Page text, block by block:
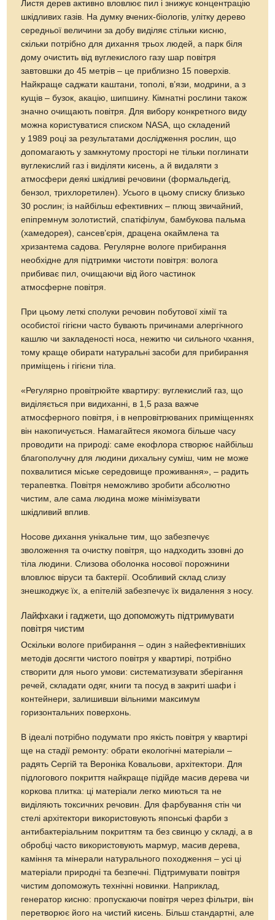
Листя дерев активно вловлює пил і знижує концентрацію
шкідливих газів. На думку вчених-біологів, улітку дерево
середньої величини за добу виділяє стільки кисню,
скільки потрібно для дихання трьох людей, а парк біля
дому очистить від вуглекислого газу шар повітря
завтовшки до 45 метрів – це приблизно 15 поверхів.
Найкраще саджати каштани, тополі, в’язи, модрини, а з
кущів – бузок, акацію, шипшину. Кімнатні рослини також
значно очищають повітря. Для вибору конкретного виду
можна користуватися списком NASA, що складений
у 1989 році за результатами дослідження рослин, що
допомагають у замкнутому просторі не тільки поглинати
вуглекислий газ і виділяти кисень, а й видаляти з
атмосфери деякі шкідливі речовини (формальдегід,
бензол, трихлоретилен). Усього в цьому списку близько
30 рослин; із найбільш ефективних – плющ звичайний,
епіпремнум золотистий, спатіфілум, бамбукова пальма
(хамедорея), сансев’єрія, драцена окаймлена та
хризантема садова. Регулярне вологе прибирання
необхідне для підтримки чистоти повітря: волога
прибиває пил, очищаючи від його частинок
атмосферне повітря.
При цьому леткі сполуки речовин побутової хімії та
особистої гігієни часто бувають причинами алергічного
кашлю чи закладеності носа, нежитю чи сильного чхання,
тому краще обирати натуральні засоби для прибирання
приміщень і гігієни тіла.
«Регулярно провітрюйте квартиру: вуглекислий газ, що
виділяється при видиханні, в 1,5 раза важче
атмосферного повітря, і в непровітрюваних приміщеннях
він накопичується. Намагайтеся якомога більше часу
проводити на природі: саме екофлора створює найбільш
благополучну для людини дихальну суміш, чим не може
похвалитися міське середовище проживання», – радить
терапевтка. Повітря неможливо зробити абсолютно
чистим, але сама людина може мінімізувати
шкідливий вплив.
Носове дихання унікальне тим, що забезпечує
зволоження та очистку повітря, що надходить ззовні до
тіла людини. Слизова оболонка носової порожнини
вловлює віруси та бактерії. Особливий склад слизу
знешкоджує їх, а епітелій забезпечує їх видалення з носу.
Лайфхаки і гаджети, що допоможуть підтримувати
повітря чистим
Оскільки вологе прибирання – один з найефективніших
методів досягти чистого повітря у квартирі, потрібно
створити для нього умови: систематизувати зберігання
речей, складати одяг, книги та посуд в закриті шафи і
контейнери, залишивши вільними максимум
горизонтальних поверхонь.
В ідеалі потрібно подумати про якість повітря у квартирі
ще на стадії ремонту: обрати екологічні матеріали –
радять Сергій та Вероніка Ковальови, архітектори. Для
підлогового покриття найкраще підійде масив дерева чи
коркова плитка: ці матеріали легко миються та не
виділяють токсичних речовин. Для фарбування стін чи
стелі архітектори використовують японські фарби з
антибактеріальним покриттям та без свинцю у складі, а в
обробці часто використовують мармур, масив дерева,
каміння та мінерали натурального походження – усі ці
матеріали природні та безпечні. Підтримувати повітря
чистим допоможуть технічні новинки. Наприклад,
генератор кисню: пропускаючи повітря через фільтри, він
перетворює його на чистий кисень. Більш стандартні, але